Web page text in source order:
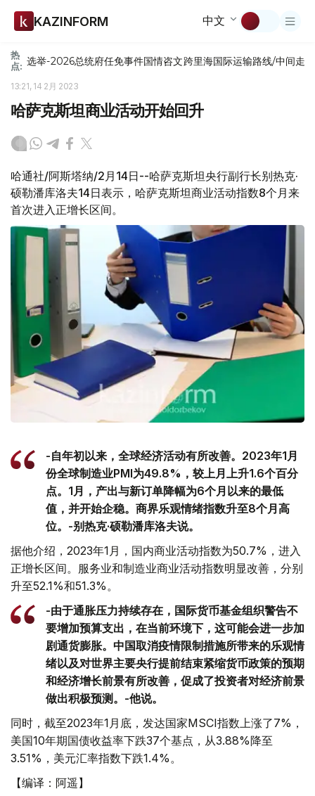
KAZINFORM 中文
热
点: 选举-2026总统府任免事件国情咨文跨里海国际运输路线/中间走廊
13:21, 14 2月 2023
哈萨克斯坦商业活动开始回升
哈通社/阿斯塔纳/2月14日--哈萨克斯坦央行副行长别热克·
硕勒潘库洛夫14日表示，哈萨克斯坦商业活动指数8个月来
首次进入正增长区间。
-自年初以来，全球经济活动有所改善。2023年1月
份全球制造业PMI为49.8%，较上月上升1.6个百分
点。1月，产出与新订单降幅为6个月以来的最低
值，并开始企稳。商界乐观情绪指数升至8个月高
位。-别热克·硕勒潘库洛夫说。
据他介绍，2023年1月，国内商业活动指数为50.7%，进入
正增长区间。服务业和制造业商业活动指数明显改善，分别
升至52.1%和51.3%。
-由于通胀压力持续存在，国际货币基金组织警告不
要增加预算支出，在当前环境下，这可能会进一步加
剧通货膨胀。中国取消疫情限制措施所带来的乐观情
绪以及对世界主要央行提前结束紧缩货币政策的预期
和经济增长前景有所改善，促成了投资者对经济前景
做出积极预测。-他说。
同时，截至2023年1月底，发达国家MSCI指数上涨了7%，
美国10年期国债收益率下跌37个基点，从3.88%降至
3.51%，美元汇率指数下跌1.4%。
【编译：阿遥】